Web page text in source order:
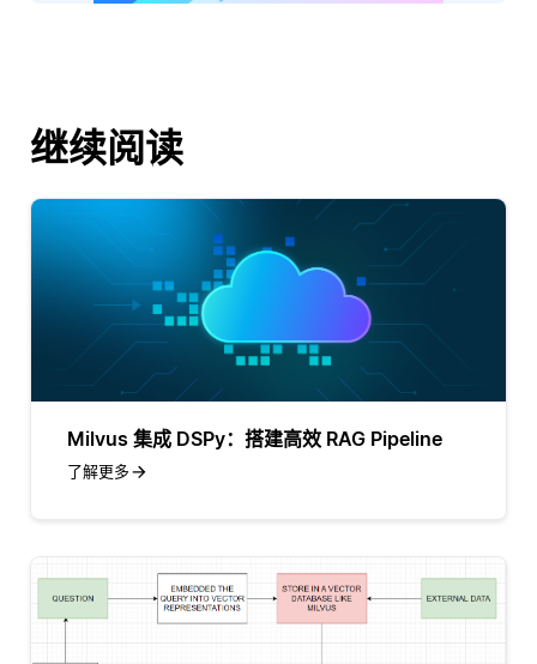
继续阅读
Milvus 集成 DSPy：搭建高效 RAG Pipeline
了解更多